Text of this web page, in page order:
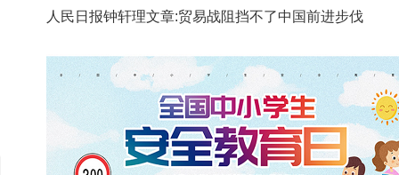
人民日报钟轩理文章:贸易战阻挡不了中国前进步伐